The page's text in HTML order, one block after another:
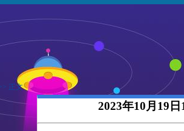
>> 正文
2023年10月19